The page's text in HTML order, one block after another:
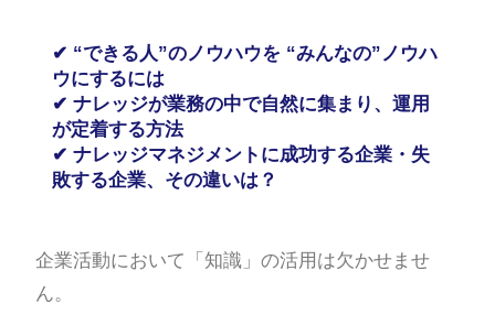
✔ “できる人”のノウハウを “みんなの”ノウハ
ウにするには
✔ ナレッジが業務の中で自然に集まり、運用
が定着する方法
✔ ナレッジマネジメントに成功する企業・失
敗する企業、その違いは？
企業活動において「知識」の活用は欠かせませ
ん。